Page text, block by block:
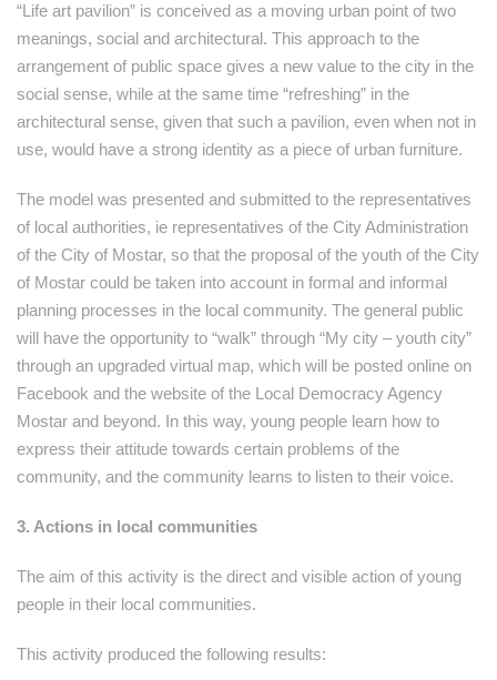
“Life art pavilion” is conceived as a moving urban point of two
meanings, social and architectural. This approach to the
arrangement of public space gives a new value to the city in the
social sense, while at the same time “refreshing” in the
architectural sense, given that such a pavilion, even when not in
use, would have a strong identity as a piece of urban furniture.
The model was presented and submitted to the representatives
of local authorities, ie representatives of the City Administration
of the City of Mostar, so that the proposal of the youth of the City
of Mostar could be taken into account in formal and informal
planning processes in the local community. The general public
will have the opportunity to “walk” through “My city – youth city”
through an upgraded virtual map, which will be posted online on
Facebook and the website of the Local Democracy Agency
Mostar and beyond. In this way, young people learn how to
express their attitude towards certain problems of the
community, and the community learns to listen to their voice.
3. Actions in local communities
The aim of this activity is the direct and visible action of young
people in their local communities.
This activity produced the following results: